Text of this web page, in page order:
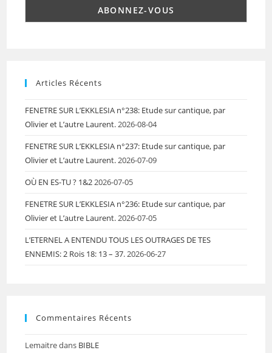
Articles Récents
FENETRE SUR L’EKKLESIA n°238: Etude sur cantique, par
Olivier et L’autre Laurent.2026-08-04
FENETRE SUR L’EKKLESIA n°237: Etude sur cantique, par
Olivier et L’autre Laurent.2026-07-09
OÙ EN ES-TU ? 1&22026-07-05
FENETRE SUR L’EKKLESIA n°236: Etude sur cantique, par
Olivier et L’autre Laurent.2026-07-05
L’ETERNEL A ENTENDU TOUS LES OUTRAGES DE TES
ENNEMIS: 2 Rois 18: 13 – 37.2026-06-27
Commentaires Récents
Lemaitredans BIBLE